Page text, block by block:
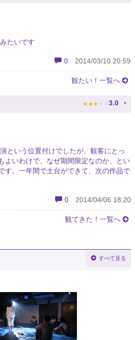
たいです
0 2014/03/10 20:59
観たい！一覧へ
★ ★ ★ ★ ★ 3.0
という位置付けでしたが、観客にとっ
よいわけで、なぜ期間限定なのか、とい
す。一年間で土台ができて、次の作品で
0 2014/04/06 18:20
観てきた！一覧へ
すべて見る